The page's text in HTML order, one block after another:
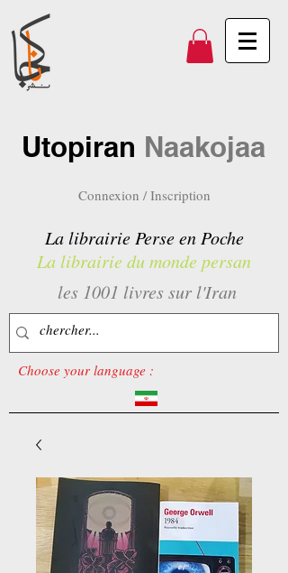
Utopiran Naakojaa
Connexion / Inscription
La librairie Perse en Poche
La librairie du monde persan
les 1001 livres sur l'Iran
Choose your language :